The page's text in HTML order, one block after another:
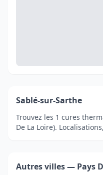
Sablé-sur-Sarthe
Trouvez les 1 cures
De La Loire).
Autres villes — Pays